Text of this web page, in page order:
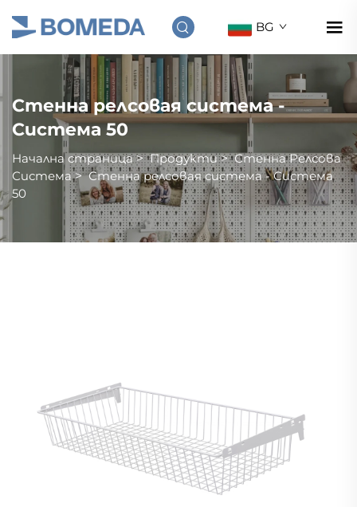
BG
Стенна релсовая система -
Система 50
Начална страница>Продукти>Стенна Релсовa
Система>Стенна релсовая система - Система
50